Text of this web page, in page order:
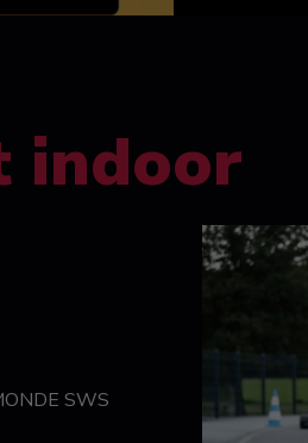
indoor
SWS